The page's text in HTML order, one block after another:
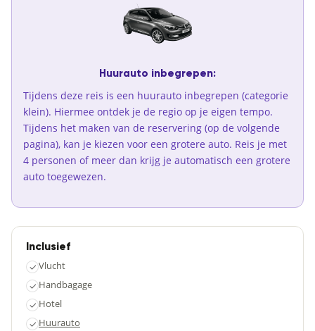
Huurauto inbegrepen:
Tijdens deze reis is een huurauto inbegrepen (categorie
klein). Hiermee ontdek je de regio op je eigen tempo.
Tijdens het maken van de reservering (op de volgende
pagina), kan je kiezen voor een grotere auto. Reis je met
4 personen of meer dan krijg je automatisch een grotere
auto toegewezen.
Inclusief
✓Vlucht
✓ Handbagage
✓ Hotel
✓ Huurauto